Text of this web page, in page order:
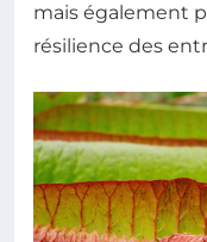
mais également
résilience des